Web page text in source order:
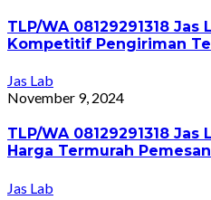
TLP/WA 08129291318
Kompetitif Pengiriman
Jas Lab
November 9, 2024
TLP/WA 08129291318
Harga Termurah
Jas Lab